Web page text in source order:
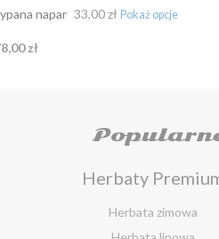
napar 33,00 zł
zł
Herbaty
Herbata zimowa